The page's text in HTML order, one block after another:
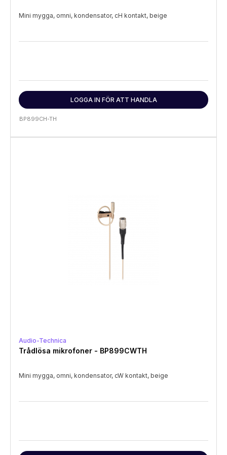
Mini mygga, omni, kondensator, cH kontakt, beige
LOGGA IN FÖR ATT HANDLA
BP899CH-TH
Audio-Technica
Trådlösa mikrofoner - BP899CWTH
Mini mygga, omni, kondensator, cW kontakt, beige